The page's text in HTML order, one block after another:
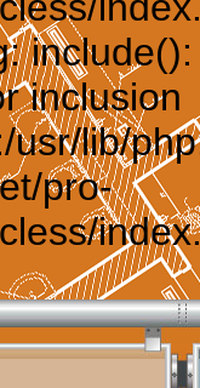
inclusion
usr/lib/
pro-